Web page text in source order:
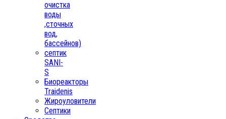
очистка
воды
,сточных
вод,
бассейнов)
септик
SANI-
S
Биореакторы
Traidenis
Жироуловители
Септики